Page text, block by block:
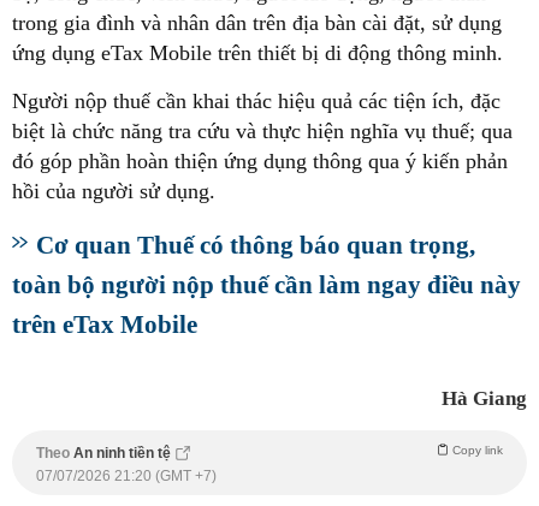
trong gia đình và nhân dân trên địa bàn cài đặt, sử dụng
ứng dụng eTax Mobile trên thiết bị di động thông minh.
Người nộp thuế cần khai thác hiệu quả các tiện ích, đặc
biệt là chức năng tra cứu và thực hiện nghĩa vụ thuế; qua
đó góp phần hoàn thiện ứng dụng thông qua ý kiến phản
hồi của người sử dụng.
Cơ quan Thuế có thông báo quan trọng,
toàn bộ người nộp thuế cần làm ngay điều này
trên eTax Mobile
Hà Giang
Theo An ninh tiền tệ Copy link
07/07/2026 21:20 (GMT +7)